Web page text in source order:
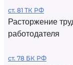
ст. 81 ТК РФ
Расторжение
работодателя
ст. 78 БК РФ